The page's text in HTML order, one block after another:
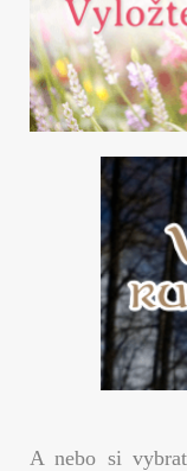
A nebo si